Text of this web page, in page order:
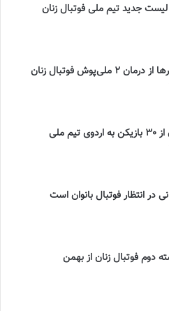
جدید تيم ملى فوتبال زنان
۲ ملی‌پوش فوتبال زنان
ملی
در انتظار فوتبال بانوان است
دوم فوتبال زنان از بهمن